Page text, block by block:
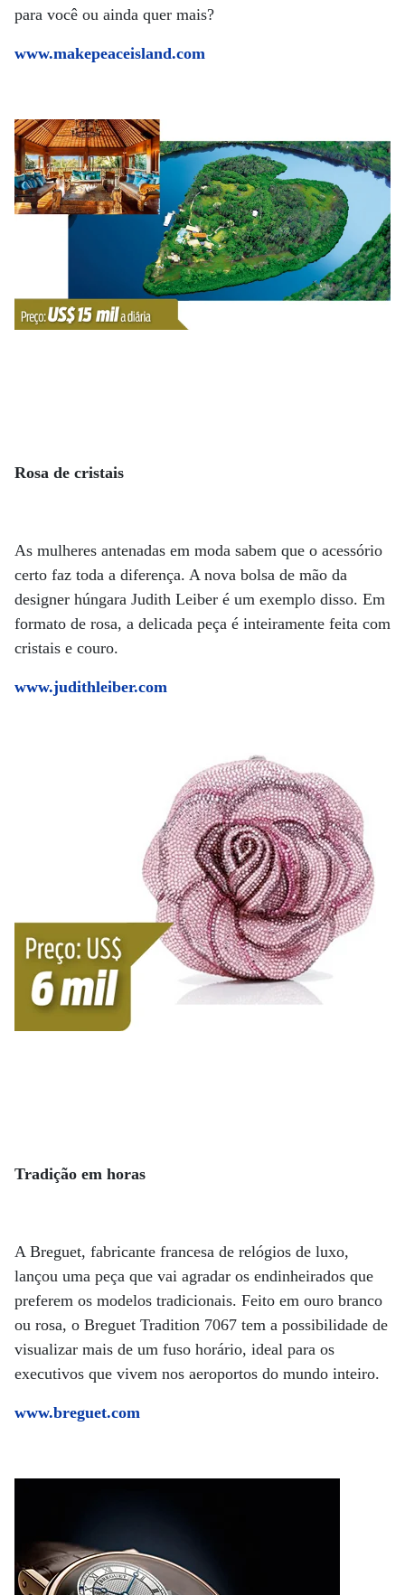
para você ou ainda quer mais?
www.makepeaceisland.com
Rosa de cristais
As mulheres antenadas em moda sabem que o acessório
certo faz toda a diferença. A nova bolsa de mão da
designer húngara Judith Leiber é um exemplo disso. Em
formato de rosa, a delicada peça é inteiramente feita com
cristais e couro.
www.judithleiber.com
Tradição em horas
A Breguet, fabricante francesa de relógios de luxo,
lançou uma peça que vai agradar os endinheirados que
preferem os modelos tradicionais. Feito em ouro branco
ou rosa, o Breguet Tradition 7067 tem a possibilidade de
visualizar mais de um fuso horário, ideal para os
executivos que vivem nos aeroportos do mundo inteiro.
www.breguet.com